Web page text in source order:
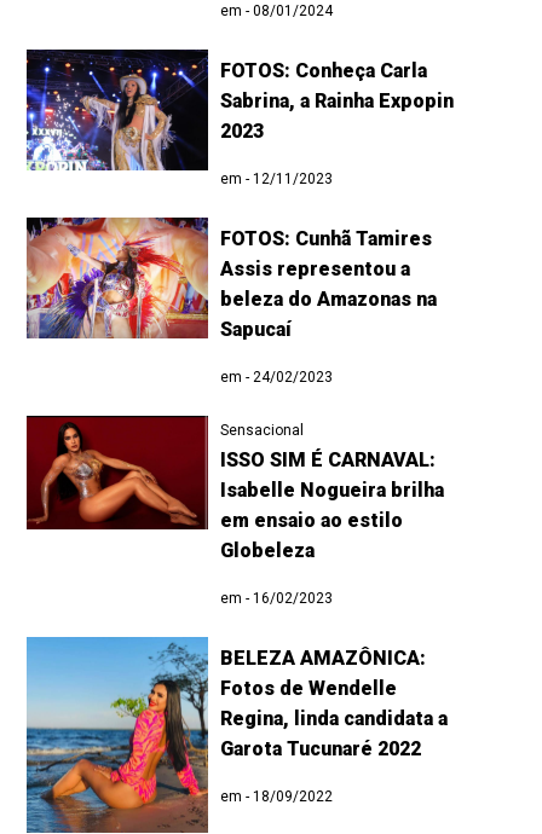
em - 08/01/2024
FOTOS: Conheça Carla
Sabrina, a Rainha Expopin
2023
em - 12/11/2023
FOTOS: Cunhã Tamires
Assis representou a
beleza do Amazonas na
Sapucaí
em - 24/02/2023
Sensacional
ISSO SIM É CARNAVAL:
Isabelle Nogueira brilha
em ensaio ao estilo
Globeleza
em - 16/02/2023
BELEZA AMAZÔNICA:
Fotos de Wendelle
Regina, linda candidata a
Garota Tucunaré 2022
em - 18/09/2022